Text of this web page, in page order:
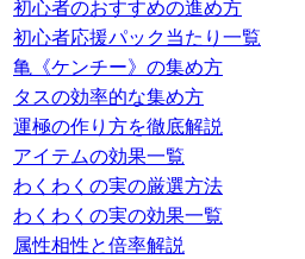
初心者のおすすめの進め方
初心者応援パック当たり一覧
亀《ケンチー》の集め方
タスの効率的な集め方
運極の作り方を徹底解説
アイテムの効果一覧
わくわくの実の厳選方法
わくわくの実の効果一覧
属性相性と倍率解説